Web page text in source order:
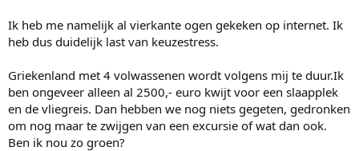
Ik heb me namelijk al vierkante ogen gekeken op internet. Ik
heb dus duidelijk last van keuzestress.
Griekenland met 4 volwassenen wordt volgens mij te duur.Ik
ben ongeveer alleen al 2500,- euro kwijt voor een slaapplek
en de vliegreis. Dan hebben we nog niets gegeten, gedronken
om nog maar te zwijgen van een excursie of wat dan ook.
Ben ik nou zo groen?